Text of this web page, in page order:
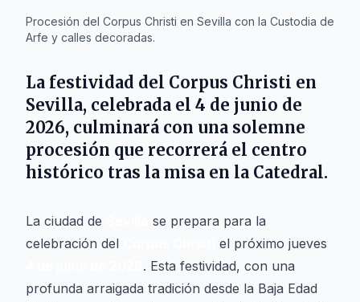
Procesión del Corpus Christi en Sevilla con la Custodia de
Arfe y calles decoradas.
La festividad del Corpus Christi en
Sevilla, celebrada el 4 de junio de
2026, culminará con una solemne
procesión que recorrerá el centro
histórico tras la misa en la Catedral.
La ciudad de
se prepara para la
celebración del
el próximo jueves
. Esta festividad, con una
profunda arraigada tradición desde la Baja Edad